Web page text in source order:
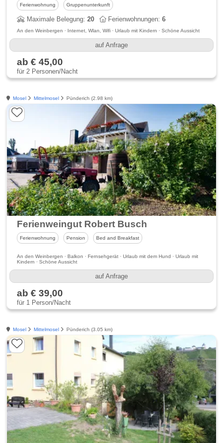
Ferienwohnung Gruppenunterkunft
Maximale Belegung:20 Ferienwohnungen:6
An den Weinbergen · Internet, Wlan, Wifi · Urlaub mit Kindern · Schöne Aussicht
auf Anfrage
ab € 45,00
für 2 Personen/Nacht
Mosel Mittelmosel Pünderich (2.98 km)
Ferienweingut Robert Busch
Ferienwohnung Pension Bed and Breakfast
An den Weinbergen · Balkon · Fernsehgerät · Urlaub mit dem Hund · Urlaub mit
Kindern · Schöne Aussicht
auf Anfrage
ab € 39,00
für 1 Person/Nacht
Mosel Mittelmosel Pünderich (3.05 km)